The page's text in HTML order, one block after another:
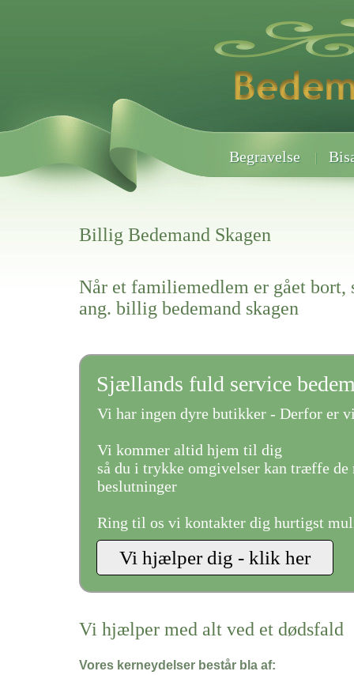
Begravelse
Billig Bedemand Skagen
Når et familiemedlem er gået bort,
ang. billig bedemand skagen
Sjællands fuld service
Vi har ingen dyre butikker - Derfor er
Vi kommer altid hjem til dig
så du i trykke omgivelser kan træffe de
beslutninger
Ring til os vi kontakter dig hurtigst
Vi hjælper med alt ved et dødsfald
Vores kerneydelser består bla af: